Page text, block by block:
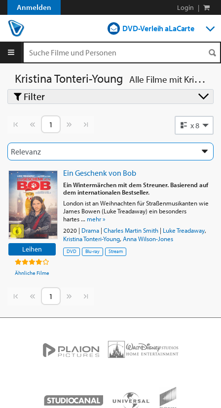
Anmelden Login |
DVD-Verleih aLaCarte
Kristina Tonteri-Young Alle Filme mitKristina Tonteri-Young
Vorherige SeiteNächste Seite x 8
Leihen
Ähnliche Filme
Ein Geschenk von Bob
Ein Wintermärchen mit dem Streuner. Basierend auf
dem internationalen Bestseller.
London ist an Weihnachten für Straßenmusikanten wie
James Bowen (Luke Treadaway) ein besonders
hartes ... mehr »
2020| Drama| Charles Martin Smith| Luke Treadaway,
Kristina Tonteri-Young, Anna Wilson-Jones
DVD Blu-ray Stream
Vorherige SeiteNächste Seite
Filter